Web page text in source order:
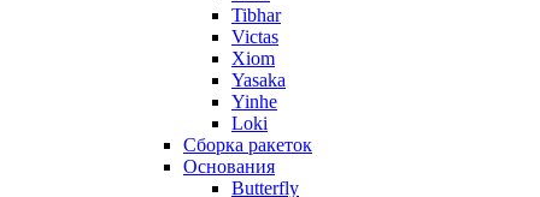
Tibhar
Victas
Xiom
Yasaka
Yinhe
Loki
Сборка ракеток
Основания
Butterfly